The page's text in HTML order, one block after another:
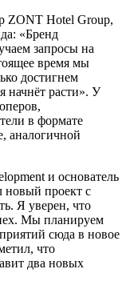
ZONT Hotel Group,
«Бренд
запросы на
время мы
достигнем
начнёт расти». У
в формате
аналогичной
и основатель
новый проект с
Я уверен, что
Мы планируем
сюда в новое
что
два новых